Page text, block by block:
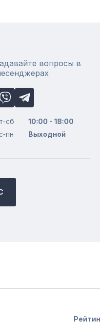
вопросы в
сб
10:00 - 18:00
пн
Выходной